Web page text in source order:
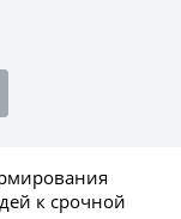
к срочной